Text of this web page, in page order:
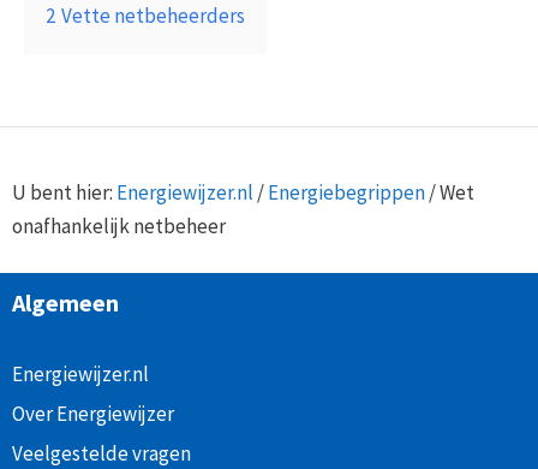
2 Vette netbeheerders
U bent hier: Energiewijzer.nl /Energiebegrippen/Wet
onafhankelijk netbeheer
Algemeen
Energiewijzer.nl
Over Energiewijzer
Veelgestelde vragen